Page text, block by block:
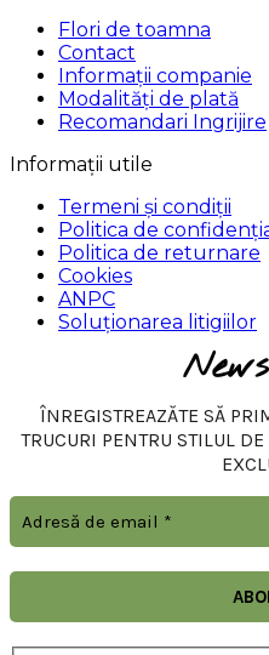
Flori de toamna
Contact
Informații companie
Modalități de plată
Recomandari Ingrijire
Informații utile
Termeni și condiții
Politica de
Politica de returnare
Cookies
ANPC
Soluționarea litigiilor
ÎNREGISTREAZĂTE SĂ
TRUCURI PENTRU STILUL DE